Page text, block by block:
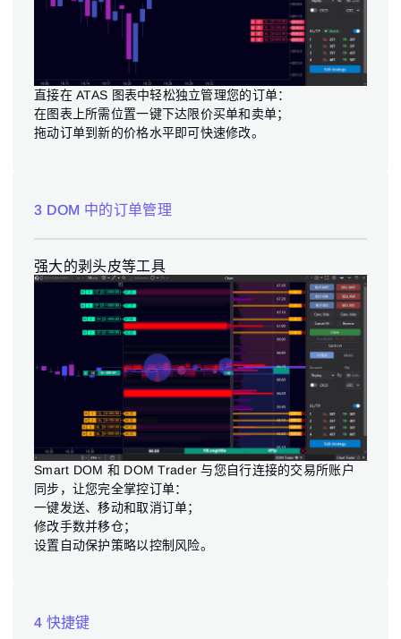
直接在 ATAS 图表中轻松独立管理您的订单：
在图表上所需位置一键下达限价买单和卖单；
拖动订单到新的价格水平即可快速修改。
3 DOM 中的订单管理
强大的剥头皮等工具
Smart DOM 和 DOM Trader 与您自行连接的交易所账户
同步，让您完全掌控订单：
一键发送、移动和取消订单；
修改手数并移仓；
设置自动保护策略以控制风险。
4 快捷键